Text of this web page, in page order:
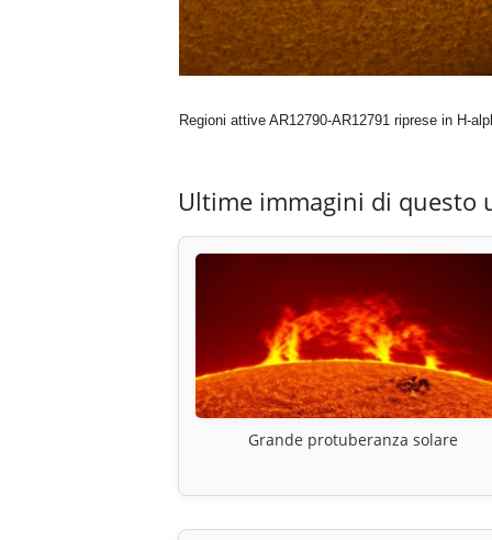
Regioni attive AR12790-AR12791 riprese in H-
Ultime immagini di questo
Grande protuberanza solare